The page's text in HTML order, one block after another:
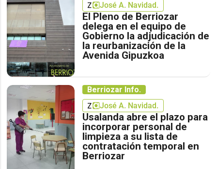
José A. Navidad.
El Pleno de Berriozar
delega en el equipo de
Gobierno la adjudicación de
la reurbanización de la
Avenida Gipuzkoa
Berriozar Info.
José A. Navidad.
Usalanda abre el plazo para
incorporar personal de
limpieza a su lista de
contratación temporal en
Berriozar